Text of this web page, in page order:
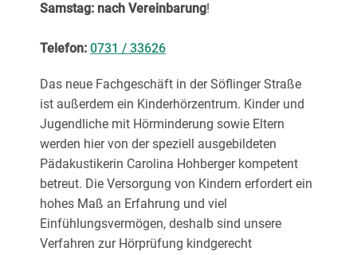
Samstag: nach Vereinbarung!
Telefon: 0731 / 33626
Das neue Fachgeschäft in der Söflinger Straße
ist außerdem ein Kinderhörzentrum. Kinder und
Jugendliche mit Hörminderung sowie Eltern
werden hier von der speziell ausgebildeten
Pädakustikerin Carolina Hohberger kompetent
betreut. Die Versorgung von Kindern erfordert ein
hohes Maß an Erfahrung und viel
Einfühlungsvermögen, deshalb sind unsere
Verfahren zur Hörprüfung kindgerecht